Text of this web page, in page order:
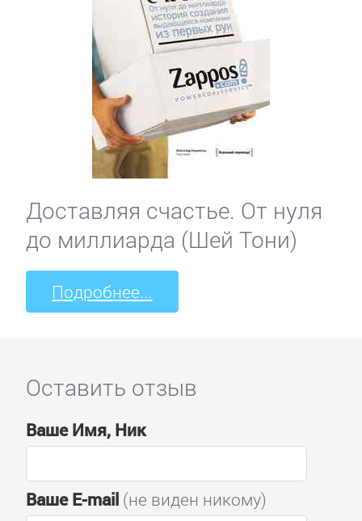
Доставляя счастье. От нуля
до миллиарда (Шей Тони)
Подробнее...
Оставить отзыв
Ваше Имя, Ник
Ваше E-mail(не виден никому)